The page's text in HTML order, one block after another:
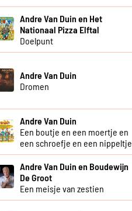
Andre Van Duin en Het
Nationaal Pizza Elftal
Doelpunt
Andre Van Duin
Dromen
Andre Van Duin
Een boutje en een moertje en
een schroefje en een nippeltje
Andre Van Duin en Boudewijn
De Groot
Een meisje van zestien